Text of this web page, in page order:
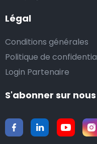
Légal
Conditions générales
Politique de
Login Partenaire
S'abonner sur nous